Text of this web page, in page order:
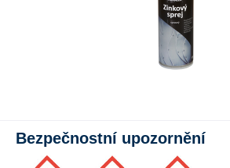
Bezpečnostní upozornění